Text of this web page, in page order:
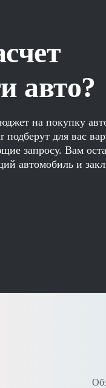
авто?
на покупку
для вас
запросу. Вам
автомобиль и